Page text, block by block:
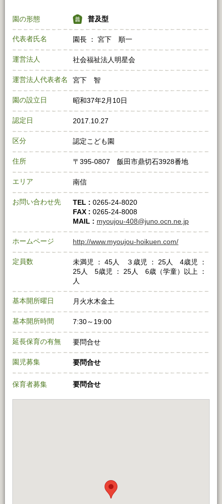
園の形態 普及型
代表者氏名 園長 ： 宮下 順一
運営法人 社会福祉法人明星会
運営法人代表者名 宮下 智
園の設立日 昭和37年2月10日
認定日 2017.10.27
区分 認定こども園
住所 〒395-0807 飯田市鼎切石3928番地
エリア 南信
お問い合わせ先 TEL : 0265-24-8020
FAX : 0265-24-8008
MAIL : myoujou-408@juno.ocn.ne.jp
ホームページ http://www.myoujou-hoikuen.com/
定員数
未満児 ： 45人 ３歳児 ： 25人 4歳児 ：
25人 5歳児 ： 25人 6歳（学童）以上 ：
人
基本開所曜日 月火水木金土
基本開所時間 7:30～19:00
延長保育の有無 要問合せ
園児募集 要問合せ
保育者募集 要問合せ